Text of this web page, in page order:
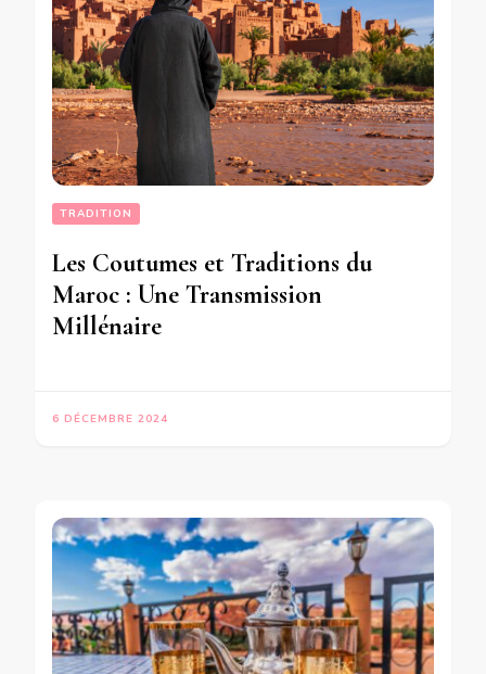
TRADITION
Les Coutumes et Traditions du
Maroc : Une Transmission
Millénaire
6 DÉCEMBRE 2024